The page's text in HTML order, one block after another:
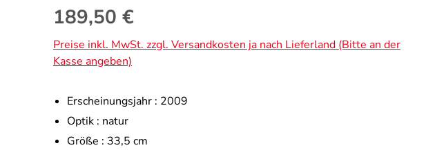
Regulärer Preis:
189,50 €
Preise inkl. MwSt. zzgl. Versandkosten ja nach Lieferland (Bitte an der
Kasse angeben)
Erscheinungsjahr : 2009
Optik : natur
Größe : 33,5 cm